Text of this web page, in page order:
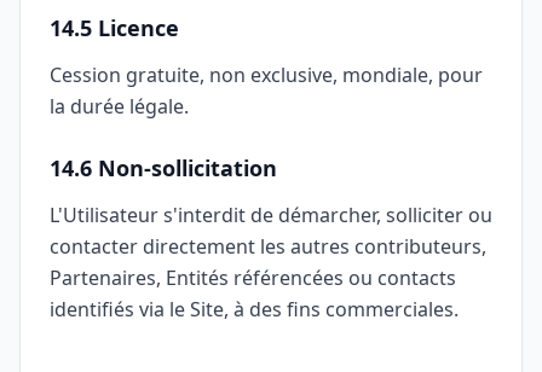
14.5 Licence
Cession gratuite, non exclusive, mondiale, pour
la durée légale.
14.6 Non-sollicitation
L'Utilisateur s'interdit de démarcher, solliciter ou
contacter directement les autres contributeurs,
Partenaires, Entités référencées ou contacts
identifiés via le Site, à des fins commerciales.